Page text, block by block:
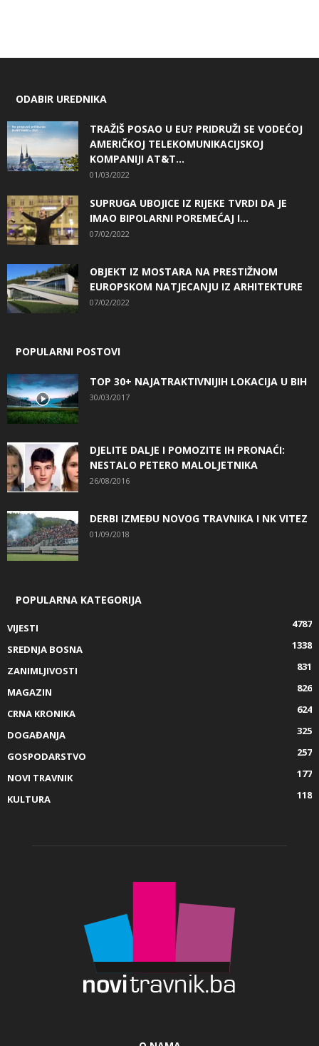
ODABIR UREDNIKA
TRAŽIŠ POSAO U EU? PRIDRUŽI SE VODEĆOJ
AMERIČKOJ TELEKOMUNIKACIJSKOJ
KOMPANIJI AT&T...
01/03/2022
SUPRUGA UBOJICE IZ RIJEKE TVRDI DA JE
IMAO BIPOLARNI POREMEĆAJ I...
07/02/2022
OBJEKT IZ MOSTARA NA PRESTIŽNOM
EUROPSKOM NATJECANJU IZ ARHITEKTURE
07/02/2022
POPULARNI POSTOVI
TOP 30+ NAJATRAKTIVNIJIH LOKACIJA U BIH
30/03/2017
DJELITE DALJE I POMOZITE IH PRONAĆI:
NESTALO PETERO MALOLJETNIKA
26/08/2016
DERBI IZMEĐU NOVOG TRAVNIKA I NK VITEZ
01/09/2018
POPULARNA KATEGORIJA
VIJESTI
4787
SREDNJA BOSNA
1338
ZANIMLJIVOSTI
831
MAGAZIN
826
CRNA KRONIKA
624
DOGAĐANJA
325
GOSPODARSTVO
257
NOVI TRAVNIK
177
KULTURA
118